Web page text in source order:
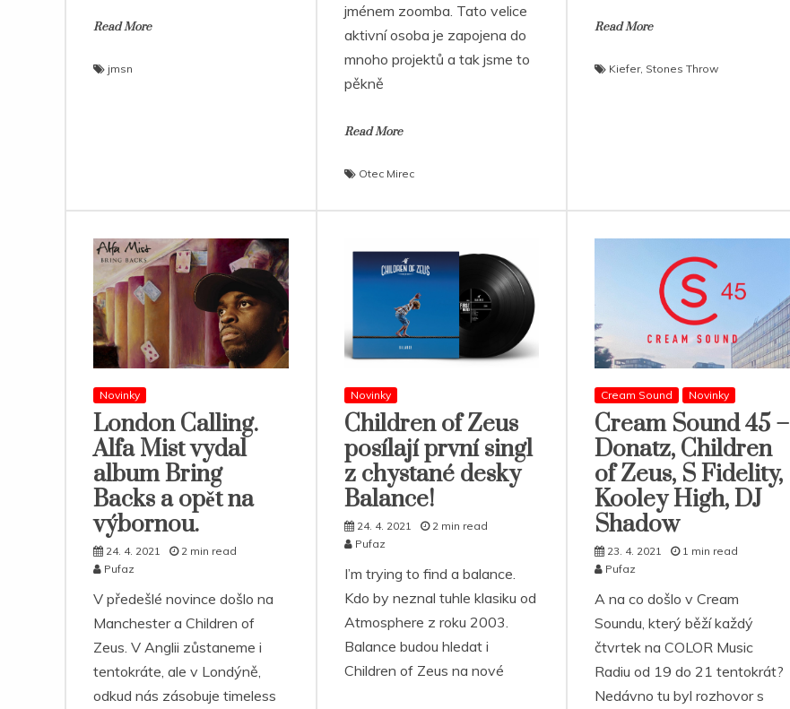
Read More
jmsn
jménem zoomba. Tato velice
aktivní osoba je zapojena do
mnoho projektů a tak jsme to
pěkně
Read More
Otec Mirec
Read More
Kiefer, Stones Throw
Novinky
London Calling.
Alfa Mist vydal
album Bring
Backs a opět na
výbornou.
24. 4. 2021
2 min read
Pufaz
V předešlé novince došlo na
Manchester a Children of
Zeus. V Anglii zůstaneme i
tentokráte, ale v Londýně,
odkud nás zásobuje timeless
Novinky
Children of Zeus
posílají první singl
z chystané desky
Balance!
24. 4. 2021
2 min read
Pufaz
I’m trying to find a balance.
Kdo by neznal tuhle klasiku od
Atmosphere z roku 2003.
Balance budou hledat i
Children of Zeus na nové
Cream Sound Novinky
Cream Sound 45 –
Donatz, Children
of Zeus, S Fidelity,
Kooley High, DJ
Shadow
23. 4. 2021
1 min read
Pufaz
A na co došlo v Cream
Soundu, který běží každý
čtvrtek na COLOR Music
Radiu od 19 do 21 tentokrát?
Nedávno tu byl rozhovor s